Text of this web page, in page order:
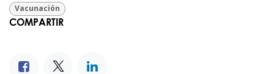
Vacunación
COMPARTIR